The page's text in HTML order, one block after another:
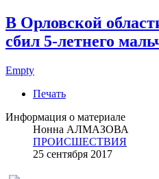
В Орловской
сбил 5-летнего
Empty
Печать
Информация о материале
Нонна АЛМАЗОВА
ПРОИСШЕСТВИЯ
25 сентября 2017